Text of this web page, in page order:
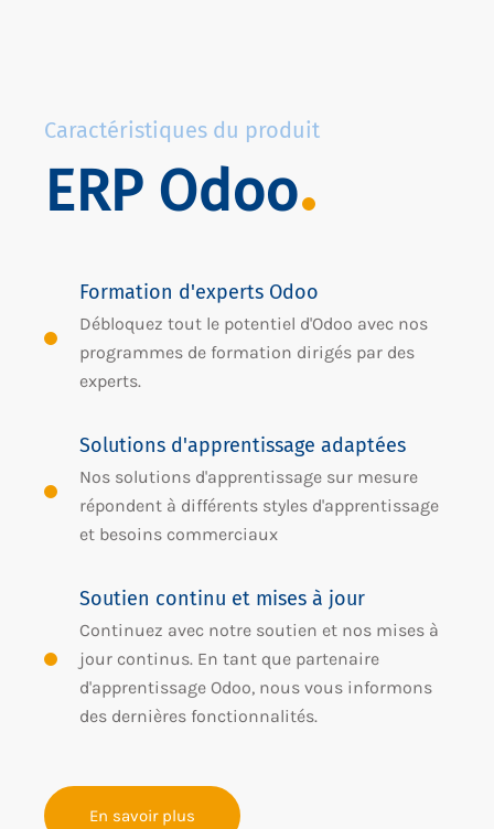
Caractéristiques du produit
ERP Odoo
Formation d'experts Odoo
Débloquez tout le potentiel d'Odoo avec nos
programmes de formation dirigés par des
experts.
Solutions d'apprentissage adaptées
Nos solutions d'apprentissage sur mesure
répondent à différents styles d'apprentissage
et besoins commerciaux
Soutien continu et mises à jour
Continuez avec notre soutien et nos mises à
jour continus. En tant que partenaire
d'apprentissage Odoo, nous vous informons
des dernières fonctionnalités.
En savoir plus